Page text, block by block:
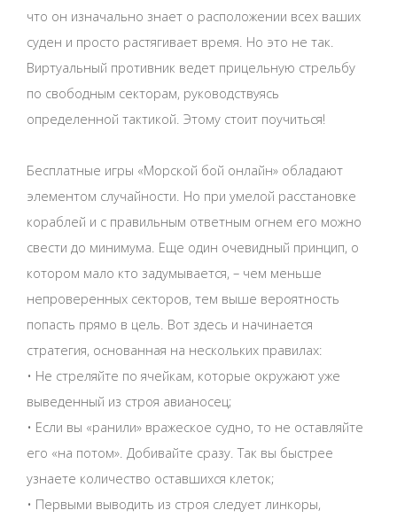
что он изначально знает о расположении всех ваших
суден и просто растягивает время. Но это не так.
Виртуальный противник ведет прицельную стрельбу
по свободным секторам, руководствуясь
определенной тактикой. Этому стоит поучиться!
Бесплатные игры «Морской бой онлайн» обладают
элементом случайности. Но при умелой расстановке
кораблей и с правильным ответным огнем его можно
свести до минимума. Еще один очевидный принцип, о
котором мало кто задумывается, – чем меньше
непроверенных секторов, тем выше вероятность
попасть прямо в цель. Вот здесь и начинается
стратегия, основанная на нескольких правилах:
• Не стреляйте по ячейкам, которые окружают уже
выведенный из строя авианосец;
• Если вы «ранили» вражеское судно, то не оставляйте
его «на потом». Добивайте сразу. Так вы быстрее
узнаете количество оставшихся клеток;
• Первыми выводить из строя следует линкоры,